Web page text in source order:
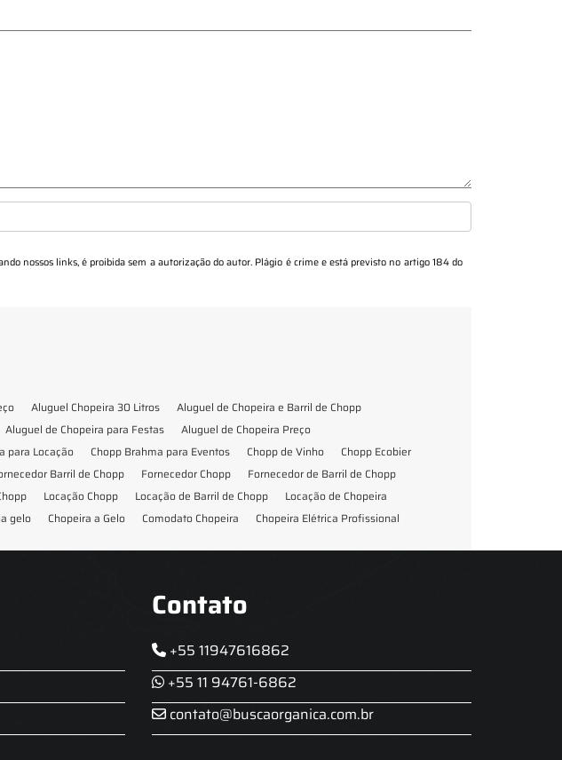
nossos links, é proibida sem a autorização do autor. Plágio é crime e está previsto no artigo 184 do
Aluguel Chopeira 30 Litros
Aluguel de Chopeira e Barril de Chopp
Aluguel de Chopeira para Festas
Aluguel de Chopeira Preço
para Locação Chopp Brahma para Eventos Chopp de Vinho
Chopp Ecobier
Barril de Chopp Fornecedor Chopp
Fornecedor de Barril de Chopp
Locação Chopp Locação de Barril de Chopp
Locação de Chopeira
gelo Chopeira a Gelo Comodato Chopeira
Chopeira Elétrica Profissional
Contato
+55 11947616862
+55 11 94761-6862
contato@buscaorganica.com.br